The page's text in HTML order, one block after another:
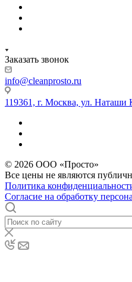
Заказать звонок
info@cleanprosto.ru
119361, г. Москва, ул. Наташи
© 2026 ООО «Просто»
Все цены не являются
Политика
Согласие на обработку